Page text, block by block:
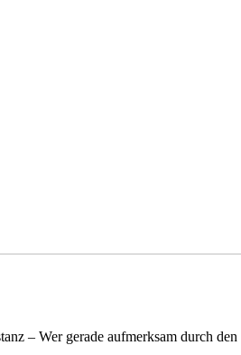
– Wer gerade aufmerksam durch